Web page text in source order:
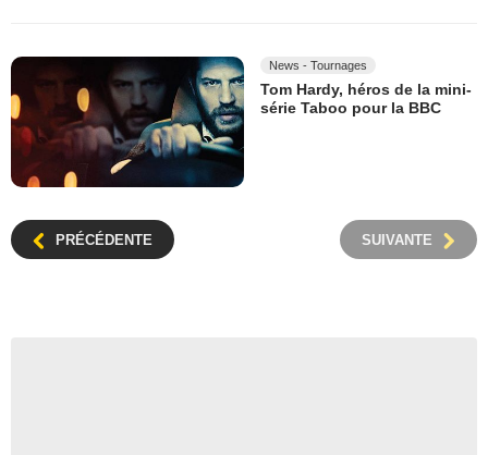
News - Tournages
Tom Hardy, héros de la mini-
série Taboo pour la BBC
PRÉCÉDENTE SUIVANTE